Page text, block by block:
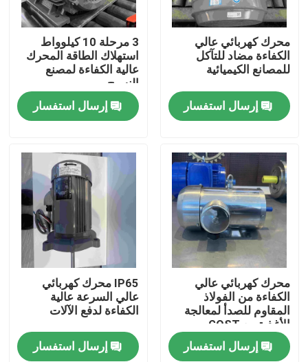
منتجات
أشرطة فيديو
معلومات عنا
رقابة جودة
اتصل بنا
اطلب اقتباس
محرك كهربائي عالي الكفاءة
محركات كهربائية أحادية الطور
محرك كهربائي عالي
الكفاءة مضاد للتآكل
للمصانع الكيميائية
إرسال استفسار
3 مرحلة 10 كيلوواط
استهلاك الطاقة المحرك
عالية الكفاءة لمصنع
النسيج
إرسال استفسار
محرك كهربائي عالي
الكفاءة من الفولاذ
المقاوم للصدأ لمعالجة
الأغذية مع GOST
إرسال استفسار
IP65 محرك كهربائي
عالي السرعة عالية
الكفاءة لدفع الآلات
إرسال استفسار